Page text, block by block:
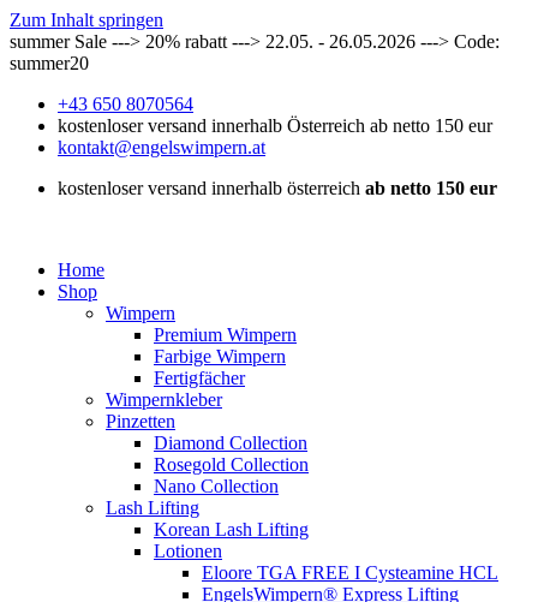
Zum Inhalt springen
summer Sale ---> 20% rabatt ---> 22.05. - 26.05.2026 ---> Code:
summer20
+43 650 8070564
kostenloser versand innerhalb Österreich ab netto 150 eur
kontakt@engelswimpern.at
kostenloser versand innerhalb österreich ab netto 150 eur
Home
Shop
Wimpern
Premium Wimpern
Farbige Wimpern
Fertigfächer
Wimpernkleber
Pinzetten
Diamond Collection
Rosegold Collection
Nano Collection
Lash Lifting
Korean Lash Lifting
Lotionen
Eloore TGA FREE I Cysteamine HCL
EngelsWimpern® Express Lifting